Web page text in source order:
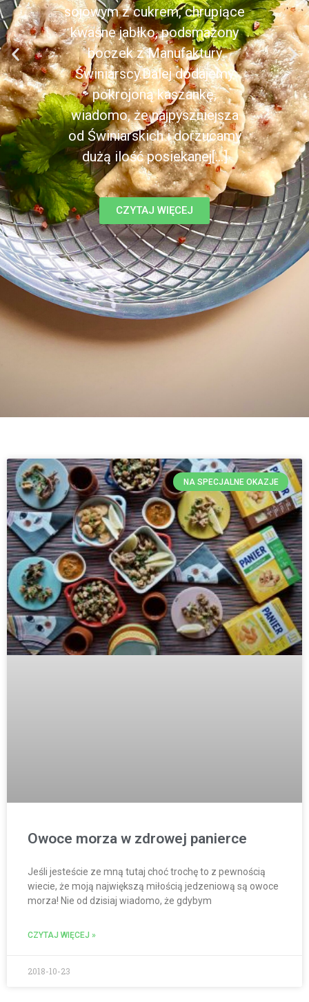
sojowym z cukrem, chrupiące
kwaśne jabłko, podsmażony
boczek z Manufaktury
Świniarscy.Dalej dodajemy
pokrojoną kaszankę,
wiadomo, że najpyszniejsza
od Świniarskich i dorzucamy
dużą ilość posiekanej[...]
CZYTAJ WIĘCEJ
NA SPECJALNE OKAZJE
Owoce morza w zdrowej panierce
Jeśli jesteście ze mną tutaj choć trochę to z pewnością
wiecie, że moją największą miłością jedzeniową są owoce
morza! Nie od dzisiaj wiadomo, że gdybym
CZYTAJ WIĘCEJ »
2018-10-23